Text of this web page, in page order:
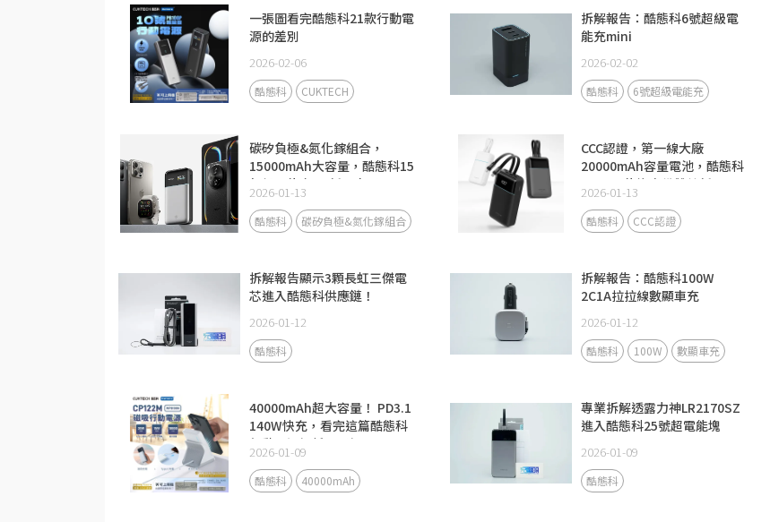
一張圖看完酷態科21款行動電
源的差別
2026-02-06
酷態科 CUKTECH
拆解報告：酷態科6號超級電
能充mini
2026-02-02
酷態科 6號超級電能充
碳矽負極&氮化鎵組合，
15000mAh大容量，酷態科15
超級電能卡Air新品來了！
2026-01-13
酷態科 碳矽負極&氮化鎵組合
CCC認證，第一線大廠
20000mAh容量電池，酷態科
CP24電能塊自備雙線新品
2026-01-13
酷態科 CCC認證
拆解報告顯示3顆長虹三傑電
芯進入酷態科供應鏈！
2026-01-12
酷態科
拆解報告：酷態科100W
2C1A拉拉線數顯車充
2026-01-12
酷態科 100W 數顯車充
40000mAh超大容量！ PD3.1
140W快充，看完這篇酷態科
行動電源解析更了解
2026-01-09
酷態科 40000mAh
專業拆解透露力神LR2170SZ
進入酷態科25號超電能塊
2026-01-09
酷態科